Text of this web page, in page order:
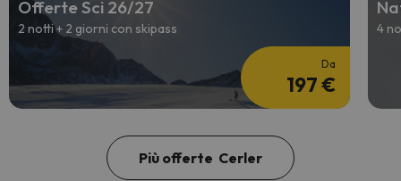
Offerte Sci 26/27
2 notti + 2 giorni con skipass
Da
197 €
4
Più offerte Cerler